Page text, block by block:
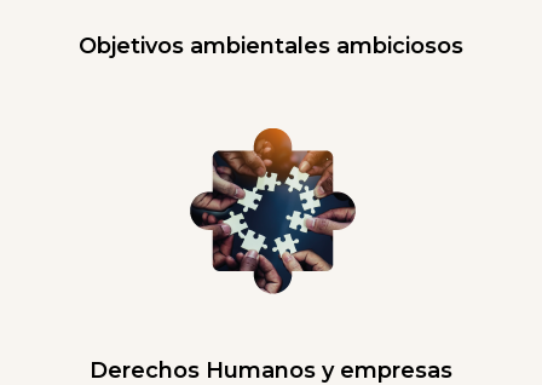
Objetivos ambientales ambiciosos
Derechos Humanos y empresas